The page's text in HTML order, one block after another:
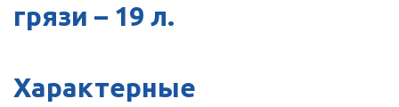
грязи – 19 л.
Характерные